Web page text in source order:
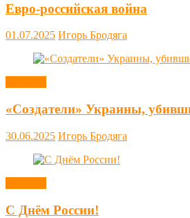
Евро-российская война
01.07.2025 Игорь Бродяга
«Создатели» Украины,
30.06.2025 Игорь Бродяга
С Днём России!